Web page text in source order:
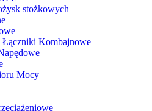
stożkowych
Łączniki Kombajnowe
Mocy